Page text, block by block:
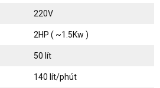
220V
2HP ( ~1.5Kw )
50 lít
140 lít/phút